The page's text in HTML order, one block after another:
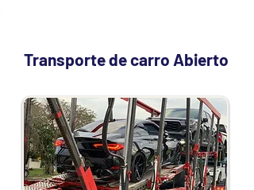
Transporte de carro Abierto